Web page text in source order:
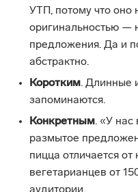
УТП, потому что оно
оригинальностью —
предложения. Да и
абстрактно.
Коротким. Длинные
запоминаются.
Конкретным. «У
размытое
пицца отличается
вегетарианцев от